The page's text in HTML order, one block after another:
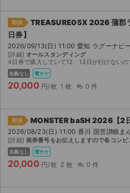
即決
TREASURE05X 2026 蒲郡
日券】
2026/09/13(日) 11:00 愛知 ラグーナビー
[詳細] オールスタンディング
4日券で購入していて12、13日が行けないので当日会場にて
名義なし 電チケ
20,000 円/枚 1 枚 0 件
即決 MONSTER baSH 2026【2
2026/08/23(日) 11:00 香川 国営讃岐ま
[詳細] 発券番号をお伝えしますので各コンビニにて紙チケットを発券してください。お座席は紙チケ
名義なし 電チケ
20,000 円/枚 2 枚 0 件